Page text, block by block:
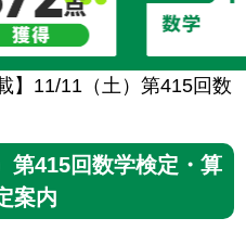
】11/11（土）第415回数
第415回数学検定・算
案内